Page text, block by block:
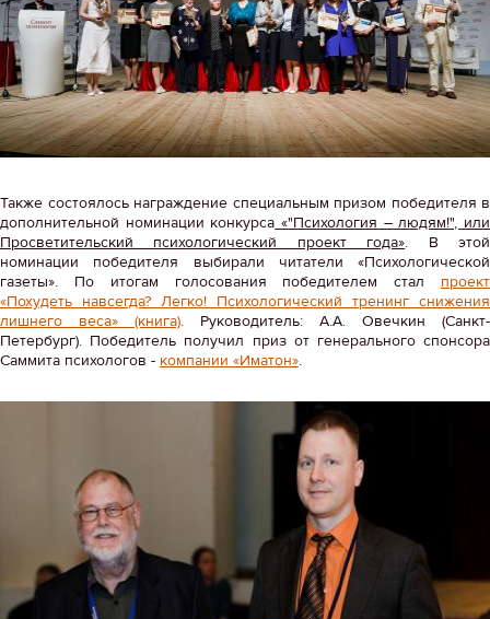
Также состоялось награждение специальным призом победителя в
дополнительной номинации конкурса «"Психология – людям!", или
Просветительский психологический проект года». В этой
номинации победителя выбирали читатели «Психологической
газеты». По итогам голосования победителем стал проект
«Похудеть навсегда? Легко! Психологический тренинг снижения
лишнего веса» (книга). Руководитель: А.А. Овечкин (Санкт-
Петербург). Победитель получил приз от генерального спонсора
Саммита психологов - компании «Иматон».